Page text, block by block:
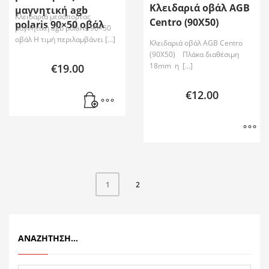
μαγνητική agb
polaris 90×50 οβάλ
Κλειδαριά μεσόπορτας
μαγνητική agb polaris 90×50
οβάλ Η τιμή περιλαμβάνει […]
€19.00
Κλειδαριά οβάλ AGB
Centro (90X50)
Κλειδαριά οβάλ AGB Centro
(90X50) Πλάκα διαθέσιμη
18mm η […]
€12.00
1 2
ΑΝΑΖΉΤΗΣΗ…